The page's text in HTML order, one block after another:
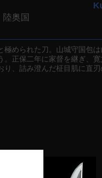
陸奥国
められた刀。山城守国包
正保二年に家督を継ぎ、
、詰み澄んだ柾目肌に直